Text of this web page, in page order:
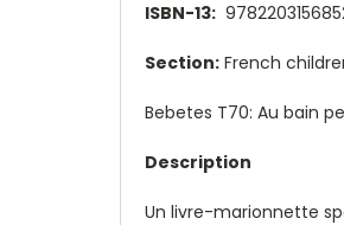
ISBN-13:
Section: French
Bebetes T70: Au bain
Description
Un livre-marionnette